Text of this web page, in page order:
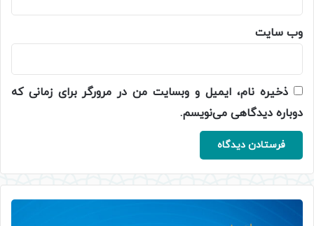
وب‌ سایت
ذخیره نام، ایمیل و وبسایت من در مرورگر برای زمانی که
دوباره دیدگاهی می‌نویسم.